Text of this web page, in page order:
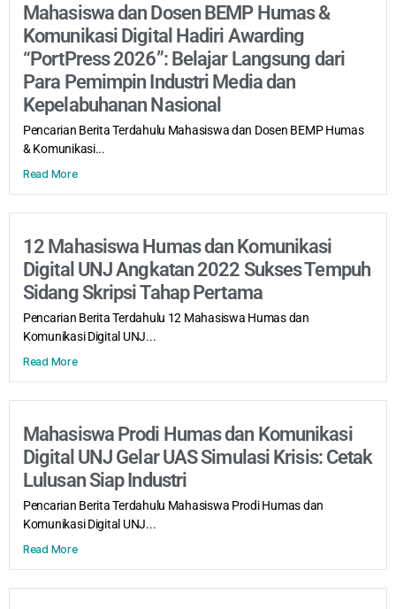
Mahasiswa dan Dosen BEMP Humas &
Komunikasi Digital Hadiri Awarding
“PortPress 2026”: Belajar Langsung dari
Para Pemimpin Industri Media dan
Kepelabuhanan Nasional
Pencarian Berita Terdahulu Mahasiswa dan Dosen BEMP Humas
& Komunikasi...
Read More
12 Mahasiswa Humas dan Komunikasi
Digital UNJ Angkatan 2022 Sukses Tempuh
Sidang Skripsi Tahap Pertama
Pencarian Berita Terdahulu 12 Mahasiswa Humas dan
Komunikasi Digital UNJ...
Read More
Mahasiswa Prodi Humas dan Komunikasi
Digital UNJ Gelar UAS Simulasi Krisis: Cetak
Lulusan Siap Industri
Pencarian Berita Terdahulu Mahasiswa Prodi Humas dan
Komunikasi Digital UNJ...
Read More